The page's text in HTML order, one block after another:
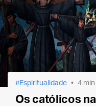
Espiritualidade 4 min
Os católicos